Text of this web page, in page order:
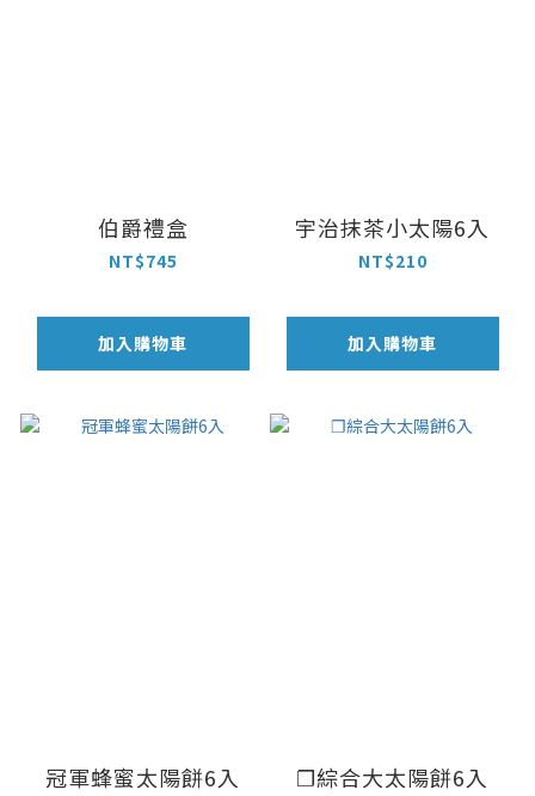
伯爵禮盒
NT$745
加入購物車
宇治抹茶小太陽6入
NT$210
加入購物車
冠軍蜂蜜太陽餅6入 ❐綜合大太陽餅6入